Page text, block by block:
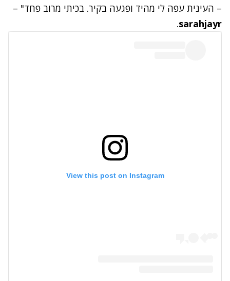
– העינית עפה לי מהיד ופגעה בקיר. בכיתי מרוב פחד" –
sarahjayr
.
View this post on Instagram